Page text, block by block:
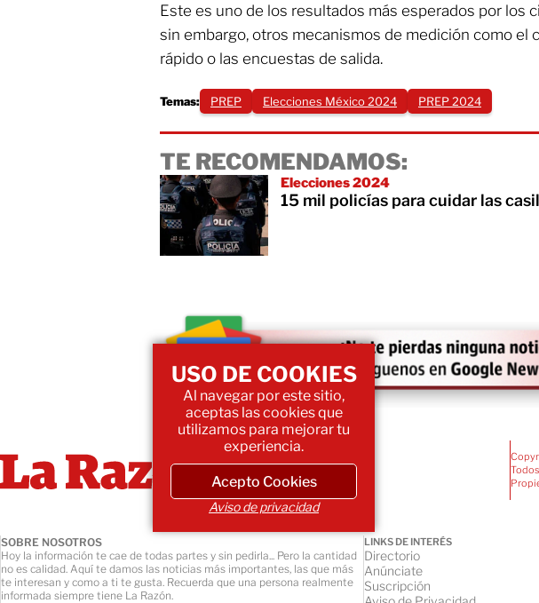
Este es uno de los resultados más esperados por los
sin embargo, otros mecanismos de medición como el
rápido o las encuestas de salida.
Temas: PREP Elecciones México 2024 PREP 2024
TE RECOMENDAMOS:
Elecciones 2024
15 mil policías para cuidar las
SOBRE NOSOTROS
Hoy la información te cae de todas partes y sin pedirla... Pero la cantidad
no es calidad. Aquí te damos las noticias más importantes, las que más
te interesan y como a ti te gusta. Recuerda que una persona realmente
informada siempre tiene La Razón.
LINKS DE INTERÉS
Directorio
Anúnciate
Suscripción
USO DE COOKIES
Al navegar por este sitio,
aceptas las cookies que
utilizamos para mejorar tu
experiencia.
Acepto Cookies
Aviso de privacidad